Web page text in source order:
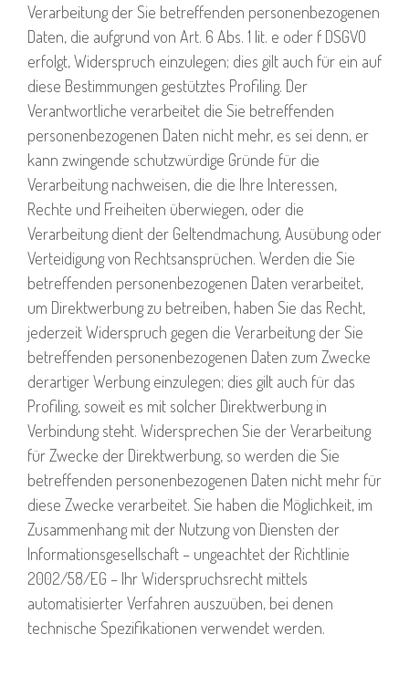
Verarbeitung der Sie betreffenden personenbezogenen
Daten, die aufgrund von Art. 6 Abs. 1 lit. e oder f DSGVO
erfolgt, Widerspruch einzulegen; dies gilt auch für ein auf
diese Bestimmungen gestütztes Profiling. Der
Verantwortliche verarbeitet die Sie betreffenden
personenbezogenen Daten nicht mehr, es sei denn, er
kann zwingende schutzwürdige Gründe für die
Verarbeitung nachweisen, die die Ihre Interessen,
Rechte und Freiheiten überwiegen, oder die
Verarbeitung dient der Geltendmachung, Ausübung oder
Verteidigung von Rechtsansprüchen. Werden die Sie
betreffenden personenbezogenen Daten verarbeitet,
um Direktwerbung zu betreiben, haben Sie das Recht,
jederzeit Widerspruch gegen die Verarbeitung der Sie
betreffenden personenbezogenen Daten zum Zwecke
derartiger Werbung einzulegen; dies gilt auch für das
Profiling, soweit es mit solcher Direktwerbung in
Verbindung steht. Widersprechen Sie der Verarbeitung
für Zwecke der Direktwerbung, so werden die Sie
betreffenden personenbezogenen Daten nicht mehr für
diese Zwecke verarbeitet. Sie haben die Möglichkeit, im
Zusammenhang mit der Nutzung von Diensten der
Informationsgesellschaft – ungeachtet der Richtlinie
2002/58/EG – Ihr Widerspruchsrecht mittels
automatisierter Verfahren auszuüben, bei denen
technische Spezifikationen verwendet werden.